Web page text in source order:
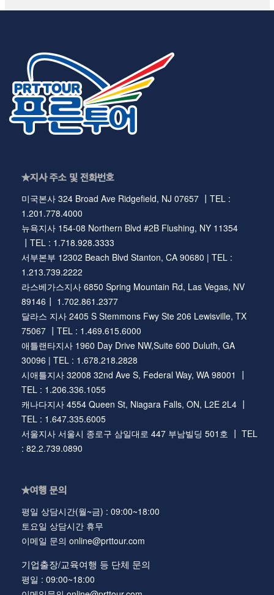
★지사 주소 및 전화번호
미국본사 324 Broad Ave Ridgefield, NJ 07657 ┃TEL :
1.201.778.4000
뉴욕지사 154-08 Northern Blvd #2B Flushing, NY 11354
┃TEL : 1.718.928.3333
서부본부 12302 Beach Blvd Stanton, CA 90680 | TEL :
1.213.739.2222
라스베가스지사 6850 Spring Mountain Rd, Las Vegas, NV
89146┃ 1.702.861.2377
달라스 지사 2405 S Stemmons Fwy Ste 206 Lewisville, TX
75067 ┃TEL : 1.469.615.6000
애틀랜타지사 1960 Day Drive NW,Suite 600 Duluth, GA
30096 | TEL : 1.678.218.2828
시애틀지사 32008 32nd Ave S, Federal Way, WA 98001 ┃
TEL : 1.206.336.1055
캐나다지사 4554 Queen St, Niagara Falls, ON, L2E 2L4 ┃
TEL : 1.647.335.6005
서울지사 서울시 종로구 삼일대로 447 부남빌딩 501호 ┃ TEL
: 82.2.739.0890
★여행 문의
평일 상담시간(월~금) : 09:00~18:00
토요일 상담시간 휴무
이메일 문의 online@prttour.com
기업출장/교육여행 등 단체 문의
평일 : 09:00~18:00